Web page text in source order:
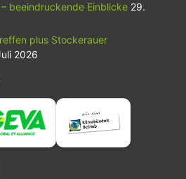
beeindruckende Einblicke 29.
plus Stockerauer
2026